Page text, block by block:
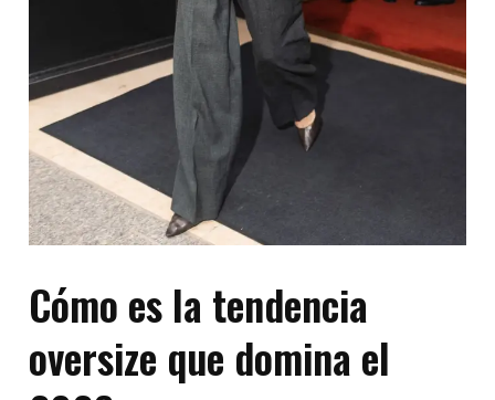
Cómo es la tendencia
oversize que domina el